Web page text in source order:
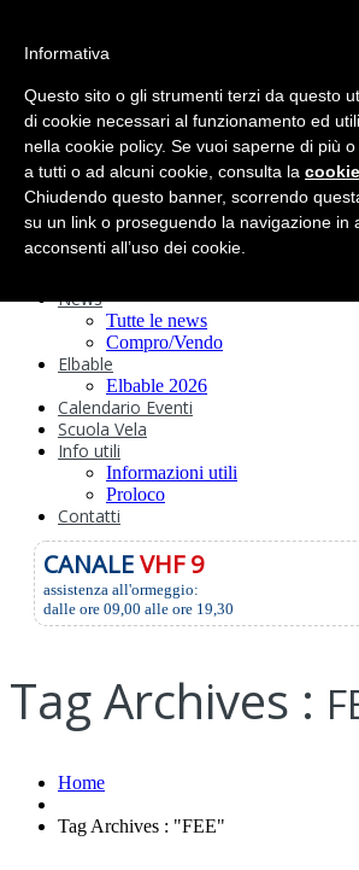
Regolamenti
Storia
Ormeggi
Sede e Servizi
Attività
Safeguarding
News
Tutte le news
Compro/Vendo
Elbable
Elbable 2026
Calendario Eventi
Scuola Vela
Info utili
Informazioni utili
Proloco
Contatti
CANALEVHF 9
assistenza all'ormeggio:
dalle ore 09,00 alle ore 19,30
Tag Archives :
Home
Tag Archives : "FEE"
Informativa
Questo sito o gli strumenti terzi da questo
di cookie necessari al funzionamento ed
nella cookie policy. Se vuoi saperne di più
a tutti o ad alcuni cookie, consulta la
Chiudendo questo banner, scorrendo
su un link o proseguendo la navigazione in
acconsenti all’uso dei cookie.